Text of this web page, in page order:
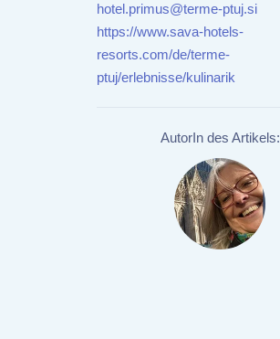
hotel.primus@terme-ptuj.si
https://www.sava-hotels-
resorts.com/de/terme-
ptuj/erlebnisse/kulinarik
AutorIn des Artikels: